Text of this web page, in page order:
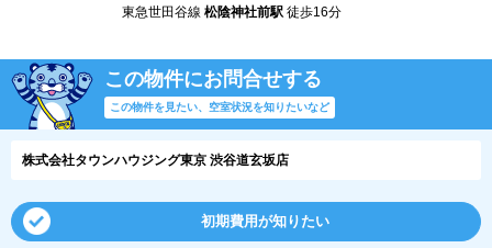
東急世田谷線 松陰神社前駅 徒歩16分
この物件にお問合せする
この物件を見たい、空室状況を知りたいなど
株式会社タウンハウジング東京 渋谷道玄坂店
初期費用が知りたい